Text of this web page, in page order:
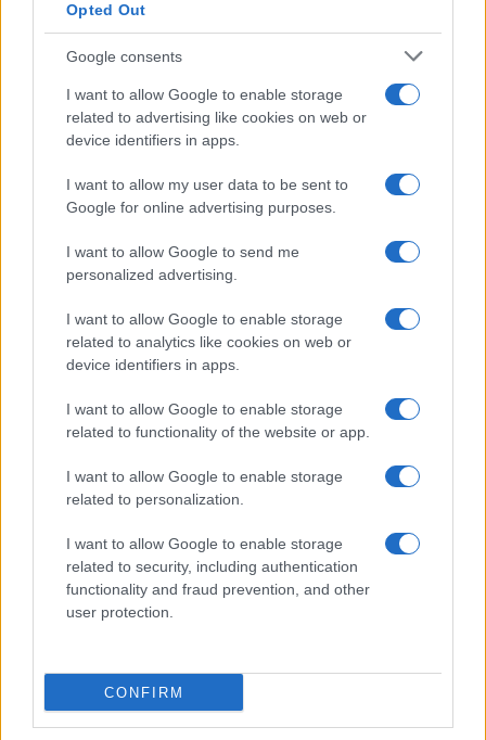
Opted Out
Google consents
I want to allow Google to enable storage
related to advertising like cookies on web or
device identifiers in apps.
I want to allow my user data to be sent to
Google for online advertising purposes.
I want to allow Google to send me
personalized advertising.
I want to allow Google to enable storage
related to analytics like cookies on web or
device identifiers in apps.
I want to allow Google to enable storage
related to functionality of the website or app.
I want to allow Google to enable storage
related to personalization.
I want to allow Google to enable storage
related to security, including authentication
functionality and fraud prevention, and other
user protection.
CONFIRM
À lire aussi
AUTOMOBILE
Réparations automobiles 2025: le guide malin pour réduire la
facture
Sécurité Des Véhicules: 4 Caractéristiques Que Chaque
Propriétaire De Voiture Devrait Entretenir
Redazione Online · 28 Fév 2025